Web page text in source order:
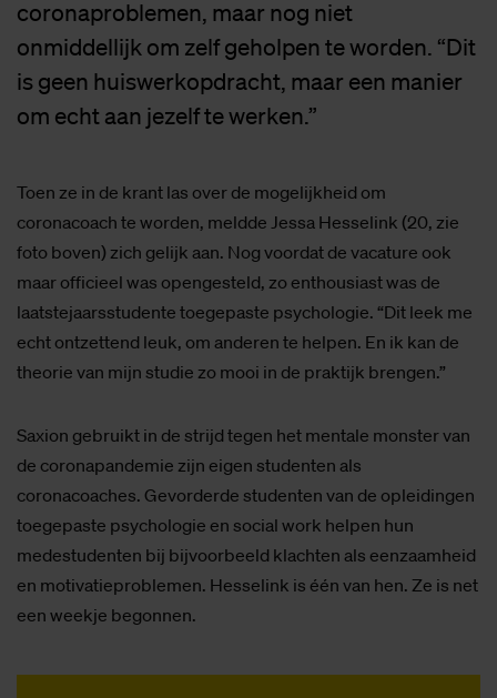
coronaproblemen, maar nog niet
onmiddellijk om zelf geholpen te worden. “Dit
is geen huiswerkopdracht, maar een manier
om echt aan jezelf te werken.”
Toen ze in de krant las over de mogelijkheid om
coronacoach te worden, meldde Jessa Hesselink (20, zie
foto boven) zich gelijk aan. Nog voordat de vacature ook
maar officieel was opengesteld, zo enthousiast was de
laatstejaarsstudente toegepaste psychologie. “Dit leek me
echt ontzettend leuk, om anderen te helpen. En ik kan de
theorie van mijn studie zo mooi in de praktijk brengen.”
Saxion gebruikt in de strijd tegen het mentale monster van
de coronapandemie zijn eigen studenten als
coronacoaches. Gevorderde studenten van de opleidingen
toegepaste psychologie en social work helpen hun
medestudenten bij bijvoorbeeld klachten als eenzaamheid
en motivatieproblemen. Hesselink is één van hen. Ze is net
een weekje begonnen.